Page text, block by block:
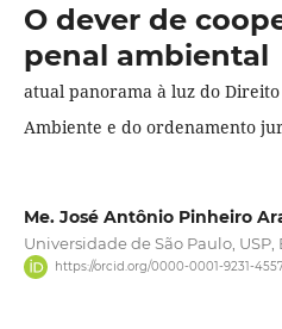
O dever de
penal ambiental
atual panorama à luz do
Ambiente e do ordenamento
Me. José Antônio Pinheiro
Universidade de São Paulo, USP,
https://orcid.org/0000-0001-9231-